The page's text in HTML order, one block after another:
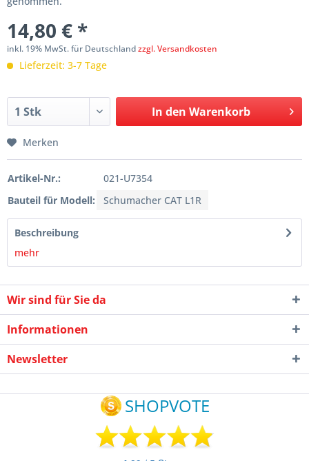
14,80 € *
inkl. 19% MwSt. für Deutschlandzzgl. Versandkosten
Lieferzeit: 3-7 Tage
In den Warenkorb
Merken
Artikel-Nr.:
021-U7354
Bauteil für Modell:
Schumacher CAT L1R
Beschreibung
mehr
Wir sind für Sie da
Informationen
Newsletter